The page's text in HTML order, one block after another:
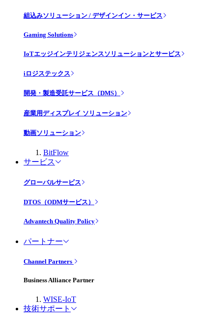
組込みソリューション / デザインイン・サービス
Gaming Solutions
IoTエッジインテリジェンスソリューションとサービス
iロジステックス
開発・製造受託サービス（DMS）
産業用ディスプレイ ソリューション
動画ソリューション
BitFlow
サービス
グローバルサービス
DTOS（ODMサービス）
Advantech Quality Policy
パートナー
Channel Partners
Business Alliance Partner
WISE-IoT
技術サポート